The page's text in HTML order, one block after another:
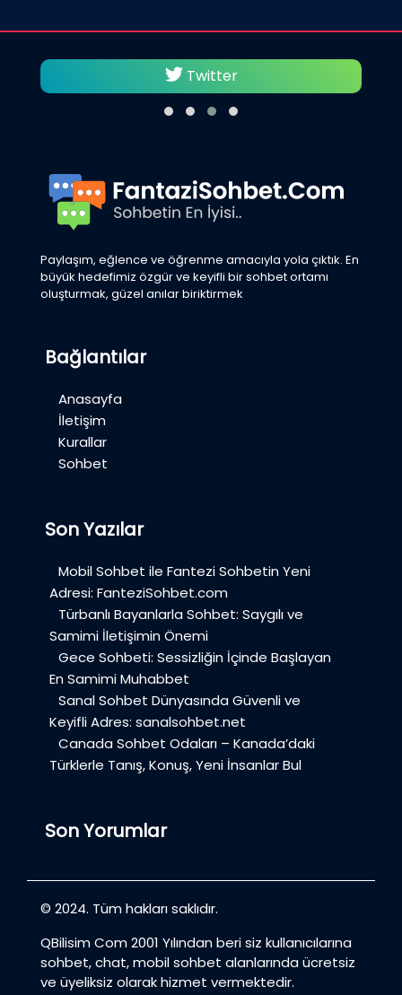
Twitter
Paylaşım, eğlence ve öğrenme amacıyla yola çıktık. En
büyük hedefimiz özgür ve keyifli bir sohbet ortamı
oluşturmak, güzel anılar biriktirmek
Bağlantılar
Anasayfa
İletişim
Kurallar
Sohbet
Son Yazılar
Mobil Sohbet ile Fantezi Sohbetin Yeni
Adresi: FanteziSohbet.com
Türbanlı Bayanlarla Sohbet: Saygılı ve
Samimi İletişimin Önemi
Gece Sohbeti: Sessizliğin İçinde Başlayan
En Samimi Muhabbet
Sanal Sohbet Dünyasında Güvenli ve
Keyifli Adres: sanalsohbet.net
Canada Sohbet Odaları – Kanada’daki
Türklerle Tanış, Konuş, Yeni İnsanlar Bul
Son Yorumlar
© 2024. Tüm hakları saklıdır.
QBilisim Com 2001 Yılından beri siz kullanıcılarına
sohbet, chat, mobil sohbet alanlarında ücretsiz
ve üyeliksiz olarak hizmet vermektedir.